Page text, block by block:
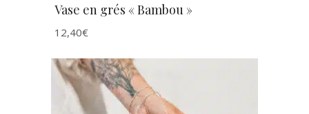
Vase en grés « Bambou »
12,40€